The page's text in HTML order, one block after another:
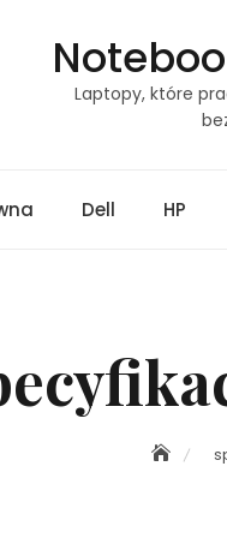
Laptopy, które
Dell HP